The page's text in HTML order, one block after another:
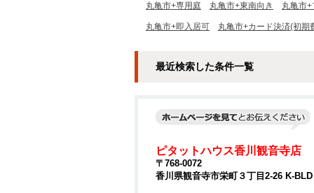
丸亀市+専用庭 丸亀市+東南向き 丸亀市
丸亀市+即入居可 丸亀市+カード決済(初期
最近検索した条件一覧
ピタットハウス香川観音寺店
〒768-0072
香川県観音寺市栄町３丁目2-26 K-